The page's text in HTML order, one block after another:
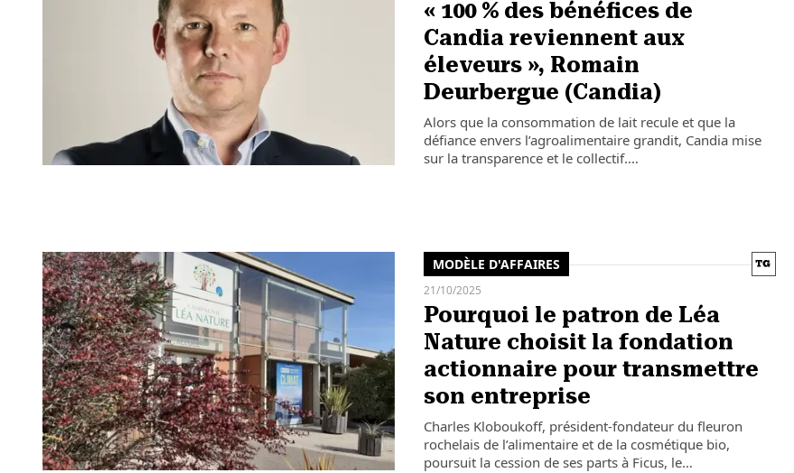
« 100 % des bénéfices de
Candia reviennent aux
éleveurs », Romain
Deurbergue (Candia)
Alors que la consommation de lait recule et que la
défiance envers l’agroalimentaire grandit, Candia mise
sur la transparence et le collectif.…
MODÈLE D'AFFAIRES
21/10/2025
Pourquoi le patron de Léa
Nature choisit la fondation
actionnaire pour transmettre
son entreprise
Charles Kloboukoff, président-fondateur du fleuron
rochelais de l’alimentaire et de la cosmétique bio,
poursuit la cession de ses parts à Ficus, le…